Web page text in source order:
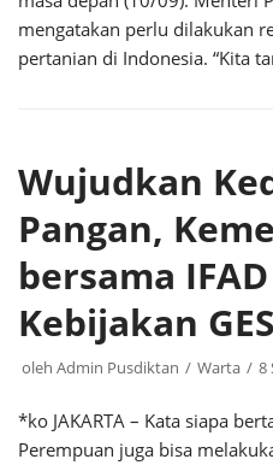
mengatakan perlu dilakukan
pertanian di Indonesia. “Kita
Wujudkan
Pangan,
bersama
Kebijakan
oleh Admin Pusdiktan Warta 8
*ko JAKARTA – Kata siapa
Perempuan juga bisa